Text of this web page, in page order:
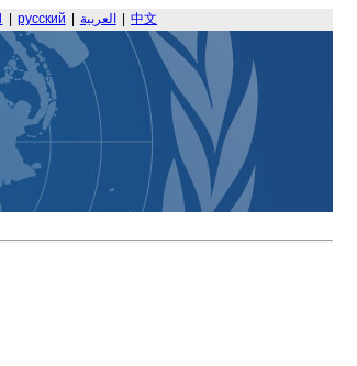
русский العربية 中文